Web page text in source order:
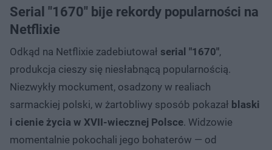
Serial "1670" bije rekordy popularności na
Netflixie
Odkąd na Netflixie zadebiutował serial "1670",
produkcja cieszy się niesłabnącą popularnością.
Niezwykły mockument, osadzony w realiach
sarmackiej polski, w żartobliwy sposób pokazał blaski
i cienie życia w XVII-wiecznej Polsce. Widzowie
momentalnie pokochali jego bohaterów — od